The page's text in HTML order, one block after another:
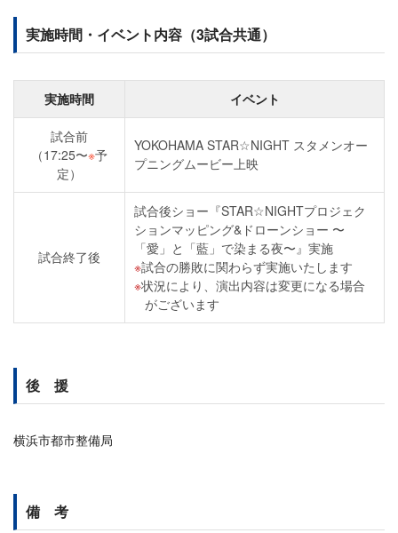
実施時間・イベント内容（3試合共通）
実施時間 イベント
試合前
（17:25〜※予
定）
YOKOHAMA STAR☆NIGHT スタメンオー
プニングムービー上映
試合終了後
試合後ショー『STAR☆NIGHTプロジェク
ションマッピング&ドローンショー 〜
「愛」と「藍」で染まる夜〜』実施
試合の勝敗に関わらず実施いたします
状況により、演出内容は変更になる場合
がございます
後 援
横浜市都市整備局
備 考